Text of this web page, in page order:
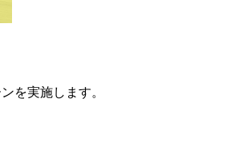
を実施します。